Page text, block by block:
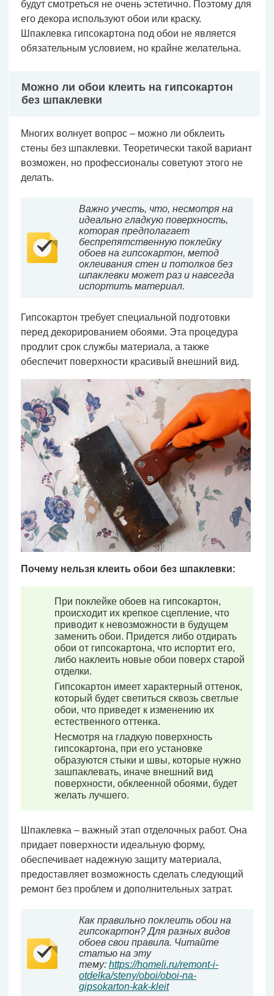
будут смотреться не очень эстетично. Поэтому для
его декора используют обои или краску.
Шпаклевка гипсокартона под обои не является
обязательным условием, но крайне желательна.
Можно ли обои клеить на гипсокартон
без шпаклевки
Многих волнует вопрос – можно ли обклеить
стены без шпаклевки. Теоретически такой вариант
возможен, но профессионалы советуют этого не
делать.
Важно учесть, что, несмотря на
идеально гладкую поверхность,
которая предполагает
беспрепятственную поклейку
обоев на гипсокартон, метод
оклеивания стен и потолков без
шпаклевки может раз и навсегда
испортить материал.
Гипсокартон требует специальной подготовки
перед декорированием обоями. Эта процедура
продлит срок службы материала, а также
обеспечит поверхности красивый внешний вид.
Почему нельзя клеить обои без шпаклевки:
При поклейке обоев на гипсокартон,
происходит их крепкое сцепление, что
приводит к невозможности в будущем
заменить обои. Придется либо отдирать
обои от гипсокартона, что испортит его,
либо наклеить новые обои поверх старой
отделки.
Гипсокартон имеет характерный оттенок,
который будет светиться сквозь светлые
обои, что приведет к изменению их
естественного оттенка.
Несмотря на гладкую поверхность
гипсокартона, при его установке
образуются стыки и швы, которые нужно
зашпаклевать, иначе внешний вид
поверхности, обклеенной обоями, будет
желать лучшего.
Шпаклевка – важный этап отделочных работ. Она
придает поверхности идеальную форму,
обеспечивает надежную защиту материала,
предоставляет возможность сделать следующий
ремонт без проблем и дополнительных затрат.
Как правильно поклеить обои на
гипсокартон? Для разных видов
обоев свои правила. Читайте
статью на эту
тему: https://homeli.ru/remont-i-
otdelka/steny/oboi/oboi-na-
gipsokarton-kak-kleit